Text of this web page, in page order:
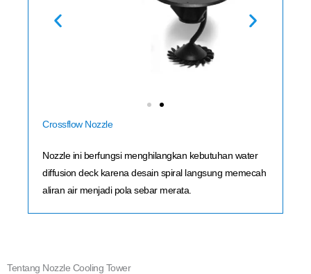
Crossflow Nozzle
Nozzle ini berfungsi menghilangkan kebutuhan water
diffusion deck karena desain spiral langsung memecah
aliran air menjadi pola sebar merata.
Tentang Nozzle Cooling Tower